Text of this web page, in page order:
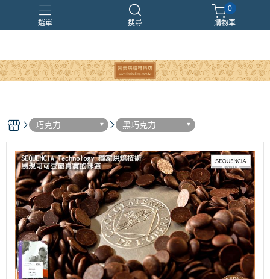
選單 搜尋
0
購物車
巧克力 黑巧克力